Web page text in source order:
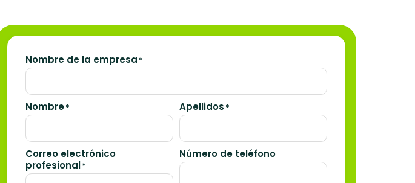
Nombre de la empresa *
Nombre* Apellidos *
Correo electrónico
profesional*
Número de teléfono